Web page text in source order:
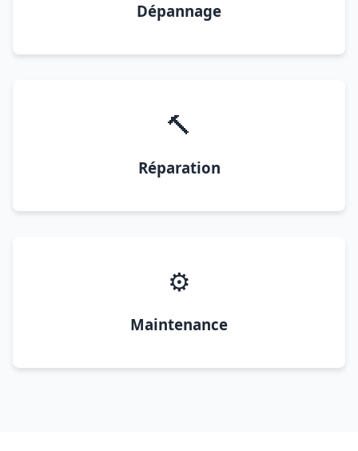
Dépannage
🔨
Réparation
⚙️
Maintenance